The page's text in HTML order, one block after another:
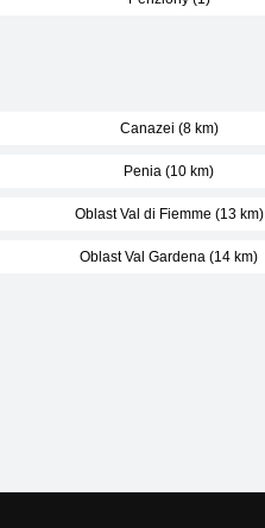
Canazei (8 km)
Penia (10 km)
Oblast Val di Fiemme (13 km)
Oblast Val Gardena (14 km)